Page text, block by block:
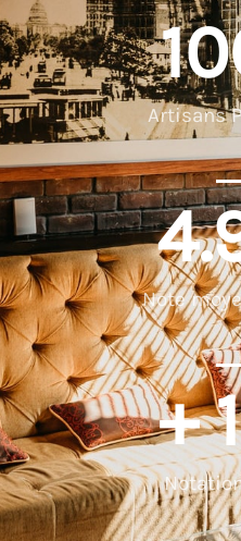
Artisans
Note
+